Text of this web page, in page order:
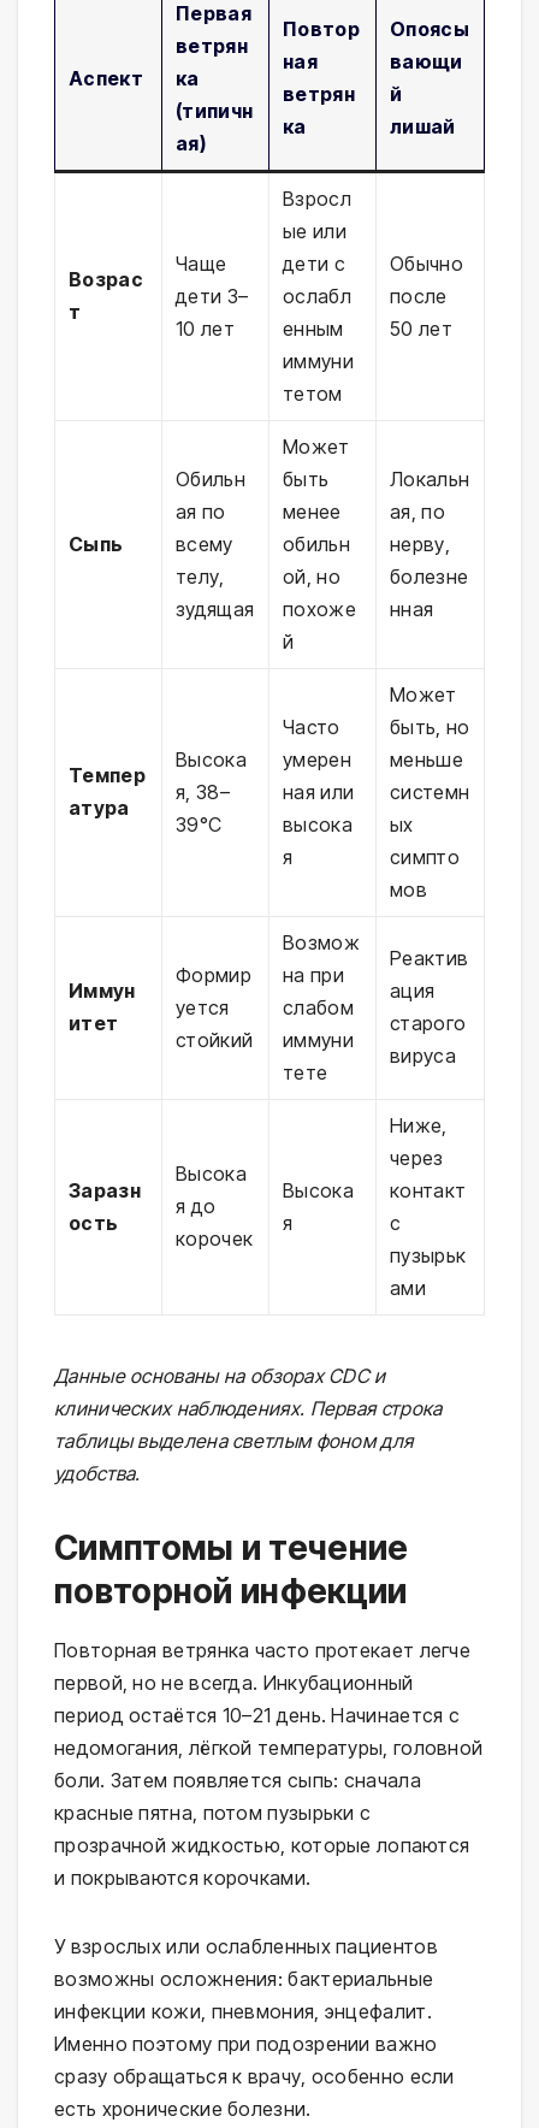
Аспект
Первая
ветрян
ка
(типичн
ая)
Повтор
ная
ветрян
ка
Опоясы
вающи
й
лишай
Возрас
т
Чаще
дети 3–
10 лет
Взросл
ые или
дети с
ослабл
енным
иммуни
тетом
Обычно
после
50 лет
Сыпь
Обильн
ая по
всему
телу,
зудящая
Может
быть
менее
обильн
ой, но
похоже
й
Локальн
ая, по
нерву,
болезне
нная
Темпер
атура
Высока
я, 38–
39°C
Часто
умерен
ная или
высока
я
Может
быть, но
меньше
системн
ых
симпто
мов
Иммун
итет
Формир
уется
стойкий
Возмож
на при
слабом
иммуни
тете
Реактив
ация
старого
вируса
Заразн
ость
Высока
я до
корочек
Высока
я
Ниже,
через
контакт
с
пузырьк
ами
Данные основаны на обзорах CDC и
клинических наблюдениях. Первая строка
таблицы выделена светлым фоном для
удобства.
Симптомы и течение
повторной инфекции
Повторная ветрянка часто протекает легче
первой, но не всегда. Инкубационный
период остаётся 10–21 день. Начинается с
недомогания, лёгкой температуры, головной
боли. Затем появляется сыпь: сначала
красные пятна, потом пузырьки с
прозрачной жидкостью, которые лопаются
и покрываются корочками.
У взрослых или ослабленных пациентов
возможны осложнения: бактериальные
инфекции кожи, пневмония, энцефалит.
Именно поэтому при подозрении важно
сразу обращаться к врачу, особенно если
есть хронические болезни.